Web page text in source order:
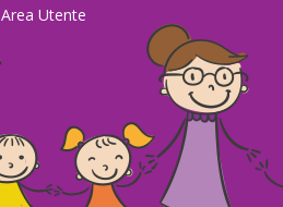
Area Utente